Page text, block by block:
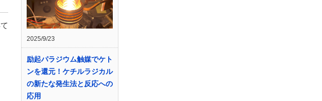
2025/9/23
励起パラジウム触媒でケト
ンを還元！ケチルラジカル
の新たな発生法と反応への
応用